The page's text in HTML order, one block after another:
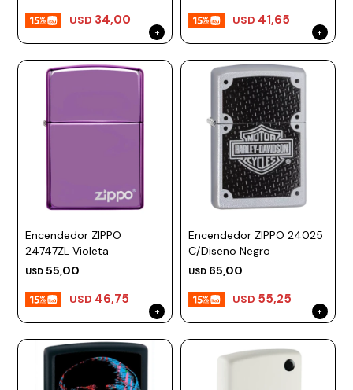
USD 34,00 USD 41,65
Encendedor ZIPPO
24747ZL Violeta
USD 55,00
USD 46,75
Encendedor ZIPPO 24025
C/Diseño Negro
USD 65,00
USD 55,25